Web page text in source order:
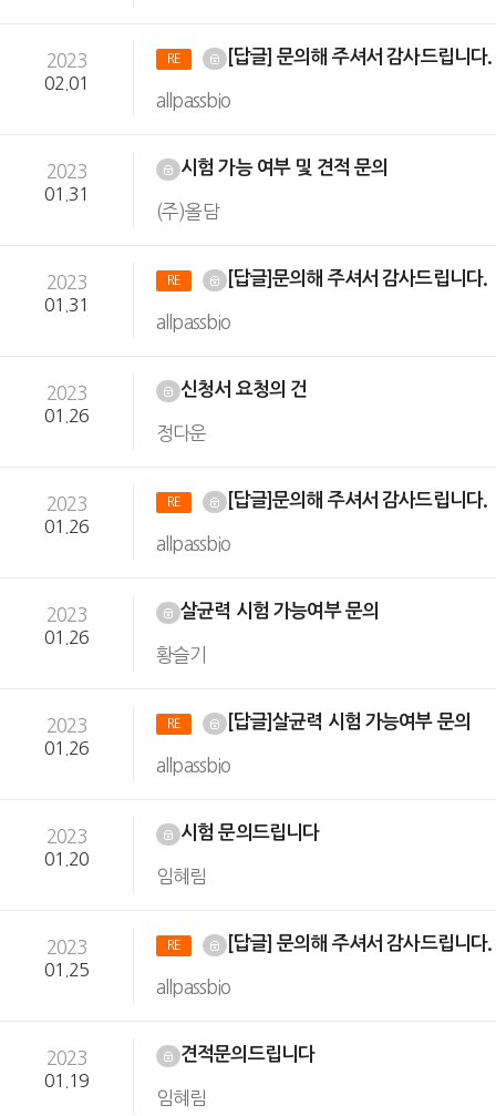
2023
02.01
RE [답글] 문의해 주셔서 감사드립니다.
allpassbio
2023
01.31
시험 가능 여부 및 견적 문의
(주)올담
2023
01.31
RE [답글]문의해 주셔서 감사드립니다.
allpassbio
2023
01.26
신청서 요청의 건
정다운
2023
01.26
RE [답글]문의해 주셔서 감사드립니다.
allpassbio
2023
01.26
살균력 시험 가능여부 문의
황슬기
2023
01.26
RE [답글]살균력 시험 가능여부 문의
allpassbio
2023
01.20
시험 문의드립니다
임혜림
2023
01.25
RE [답글] 문의해 주셔서 감사드립니다.
allpassbio
2023
01.19
견적문의드립니다
임혜림